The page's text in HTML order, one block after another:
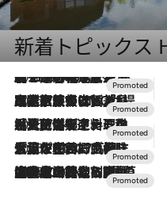
新着トピックス
2026.8.7
【トンボの足水浴】ヒノキの香りに包まれて涼感マックス！約13℃の湧水かけ流しを避暑地「星野温泉 トンボの湯」で体験
2026.7.31
【ホテル帰省】という選択肢をOMOが提案。家族とほどよい距離を保つには「昼は実家、夜は気兼ねなくホテルで！」
2026.7.24
【夏限定ディナーコース】旬を迎える稚鮎や花ズッキーニなどをイタリア・トスカーナの郷土料理の手法で満喫！
2026.7.17
「土佐和ハーブかき氷」がOMO7高知に登場！生姜、山椒、大葉など目にも舌にも涼を呼ぶ郷土の味
2026.7.10
NEW OPEN！【界 草津】名湯の地に誕生。趣の異なる2種の温泉と上州ならではの会席・蕎麦割烹など美食を味わう究極の癒やし旅